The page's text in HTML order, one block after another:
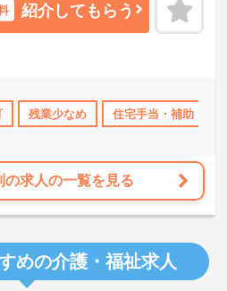
日勤のみ 年間休日110日以上
者さまの自立支援と家庭復帰をサポ
ますので、長期的に勤務することが
等をお伝えいたしますので、お気軽
紹介してもらう
残業少なめ 住宅手当・補助
の求人の一覧を見る
めの介護・福祉求人